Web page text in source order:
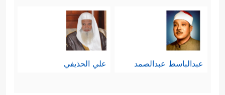
عبدالباسط عبدالصمد علي الحذيفي